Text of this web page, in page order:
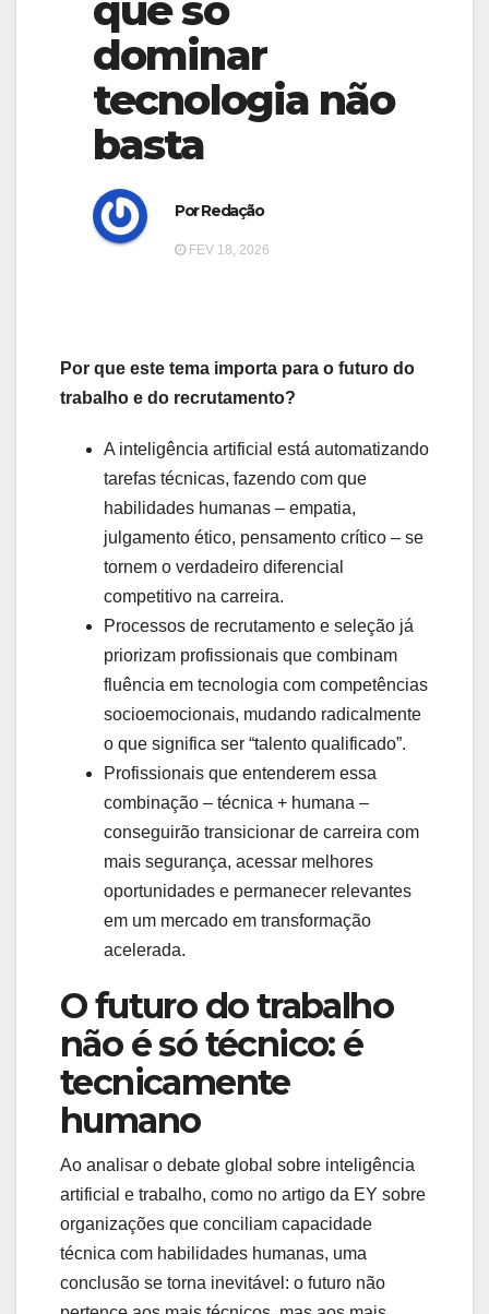
que só
dominar
tecnologia não
basta
Por Redação
FEV 18, 2026
Por que este tema importa para o futuro do
trabalho e do recrutamento?
A inteligência artificial está automatizando
tarefas técnicas, fazendo com que
habilidades humanas – empatia,
julgamento ético, pensamento crítico – se
tornem o verdadeiro diferencial
competitivo na carreira.
Processos de recrutamento e seleção já
priorizam profissionais que combinam
fluência em tecnologia com competências
socioemocionais, mudando radicalmente
o que significa ser “talento qualificado”.
Profissionais que entenderem essa
combinação – técnica + humana –
conseguirão transicionar de carreira com
mais segurança, acessar melhores
oportunidades e permanecer relevantes
em um mercado em transformação
acelerada.
O futuro do trabalho
não é só técnico: é
tecnicamente
humano
Ao analisar o debate global sobre inteligência
artificial e trabalho, como no artigo da EY sobre
organizações que conciliam capacidade
técnica com habilidades humanas, uma
conclusão se torna inevitável: o futuro não